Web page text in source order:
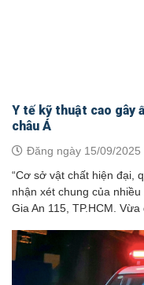
Y tế kỹ thuật cao gây
châu Á
Đăng ngày 15/09/2025
“Cơ sở vật chất hiện đại,
nhận xét chung của
Gia An 115, TP.HCM.